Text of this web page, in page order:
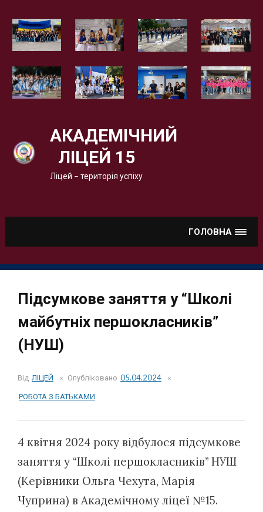
АКАДЕМІЧНИЙ
ЛІЦЕЙ 15
Ліцей – територія успіху
ГОЛОВНА
Підсумкове заняття у “Школі
майбутніх першокласників”
(НУШ)
Від ЛІЦЕЙ Опубліковано 05.04.2024
РОБОТА З БАТЬКАМИ
4 квітня 2024 року відбулося підсумкове
заняття у “Школі першокласників” НУШ
(Керівники Ольга Чехута, Марія
Чуприна) в Академічному ліцеї №15.